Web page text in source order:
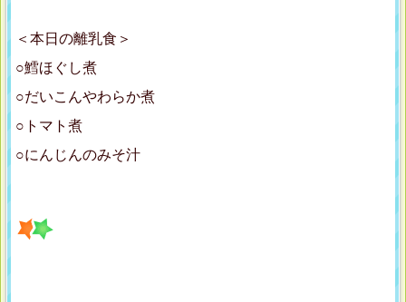
＜本日の離乳食＞
○鱈ほぐし煮
○だいこんやわらか煮
○トマト煮
○にんじんのみそ汁